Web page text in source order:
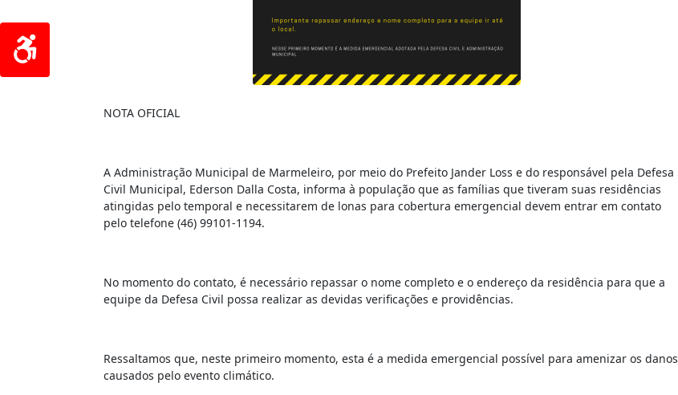
NOTA OFICIAL
A Administração Municipal de Marmeleiro, por meio do Prefeito Jander Loss e do responsável pela Defesa
Civil Municipal, Ederson Dalla Costa, informa à população que as famílias que tiveram suas residências
atingidas pelo temporal e necessitarem de lonas para cobertura emergencial devem entrar em contato
pelo telefone (46) 99101-1194.
No momento do contato, é necessário repassar o nome completo e o endereço da residência para que a
equipe da Defesa Civil possa realizar as devidas verificações e providências.
Ressaltamos que, neste primeiro momento, esta é a medida emergencial possível para amenizar os danos
causados pelo evento climático.